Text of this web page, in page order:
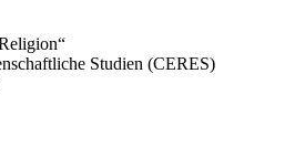
Studien (CERES)